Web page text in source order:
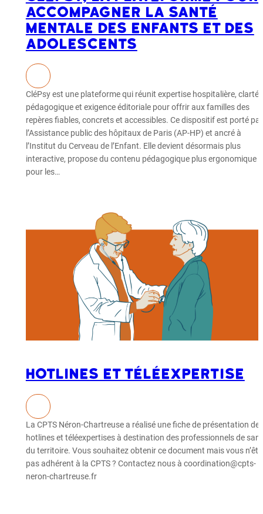
accompagner la santé
mentale des enfants et des
adolescents
CléPsy est une plateforme qui réunit expertise hospitalière, clarté
pédagogique et exigence éditoriale pour offrir aux familles des
repères fiables, concrets et accessibles. Ce dispositif est porté par
l’Assistance public des hôpitaux de Paris (AP-HP) et ancré à
l’Institut du Cerveau de l’Enfant. Elle devient désormais plus
interactive, propose du contenu pédagogique plus ergonomique
pour les…
Hotlines et téléexpertise
La CPTS Néron-Chartreuse a réalisé une fiche de présentation des
hotlines et téléexpertises à destination des professionnels de
du territoire. Vous souhaitez obtenir ce document mais vous
pas adhérent à la CPTS ? Contactez nous à coordination@cpts-
neron-chartreuse.fr